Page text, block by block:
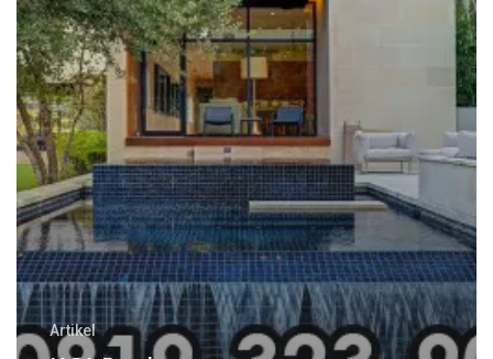
di
JAKARTA
TIMUR
Artikel